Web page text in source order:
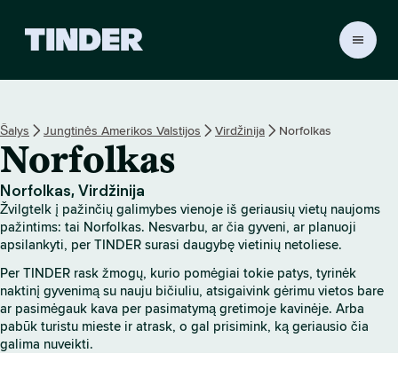
R
p
a
r
i
n
n
i
s
Šalys Jungtinės Amerikos Valstijos Virdžinija Norfolkas
Norfolkas
Norfolkas, Virdžinija
Žvilgtelk į pažinčių galimybes vienoje iš geriausių vietų naujoms
pažintims: tai Norfolkas. Nesvarbu, ar čia gyveni, ar planuoji
apsilankyti, per TINDER surasi daugybę vietinių netoliese.
Per TINDER rask žmogų, kurio pomėgiai tokie patys, tyrinėk
naktinį gyvenimą su nauju bičiuliu, atsigaivink gėrimu vietos bare
ar pasimėgauk kava per pasimatymą gretimoje kavinėje. Arba
pabūk turistu mieste ir atrask, o gal prisimink, ką geriausio čia
galima nuveikti.